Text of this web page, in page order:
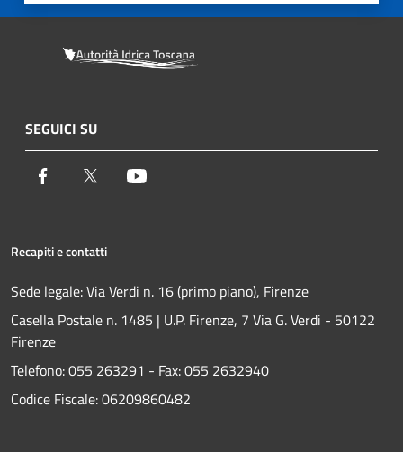
SEGUICI SU
Facebook Twitter
Recapiti e contatti
Sede legale: Via Verdi n. 16 (primo piano), Firenze
Casella Postale n. 1485 | U.P. Firenze, 7 Via G. Verdi - 50122
Firenze
Telefono:055 263291 - Fax:055 2632940
Codice Fiscale: 06209860482